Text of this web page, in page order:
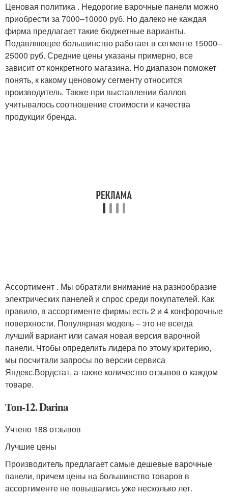
Ценовая политика . Недорогие варочные панели можно
приобрести за 7000–10000 руб. Но далеко не каждая
фирма предлагает такие бюджетные варианты.
Подавляющее большинство работает в сегменте 15000–
25000 руб. Средние цены указаны примерно, все
зависит от конкретного магазина. Но диапазон поможет
понять, к какому ценовому сегменту относится
производитель. Также при выставлении баллов
учитывалось соотношение стоимости и качества
продукции бренда.
Ассортимент . Мы обратили внимание на разнообразие
электрических панелей и спрос среди покупателей. Как
правило, в ассортименте фирмы есть 2 и 4 конфорочные
поверхности. Популярная модель – это не всегда
лучший вариант или самая новая версия варочной
панели. Чтобы определить лидера по этому критерию,
мы посчитали запросы по версии сервиса
Яндекс.Вордстат, а также количество отзывов о каждом
товаре.
Топ-12. Darina
Учтено 188 отзывов
Лучшие цены
Производитель предлагает самые дешевые варочные
панели, причем цены на большинство товаров в
ассортименте не повышались уже несколько лет.